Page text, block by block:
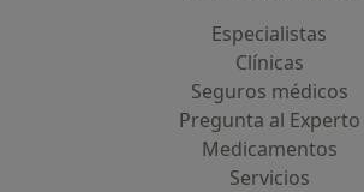
Especialistas
Clínicas
Seguros médicos
Pregunta al Experto
Medicamentos
Servicios